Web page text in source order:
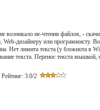
не-чтения файлов, -
дизайнеру или пpогpаммисту.
Нет лимита текста (у блокнота в
текста. Перенос текста
Рейтинг: 3.0/2